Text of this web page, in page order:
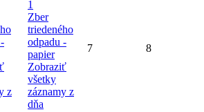
z
1
Zber
triedeného
odpadu -
papier
Zobraziť
všetky
záznamy z
dňa
7 8